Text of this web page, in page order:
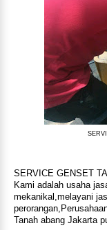
SERVICE GENSET
Kami adalah usaha
mekanikal,melayani
Tanah abang Jakarta